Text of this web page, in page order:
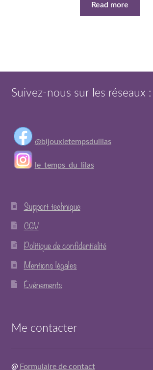
Read more
Suivez-nous sur les réseaux :
@bijouxletempsdulilas
le_temps_du_lilas
Support technique
CGV
Politique de confidentialité
Mentions légales
Événements
Me contacter
@ Formulaire de contact